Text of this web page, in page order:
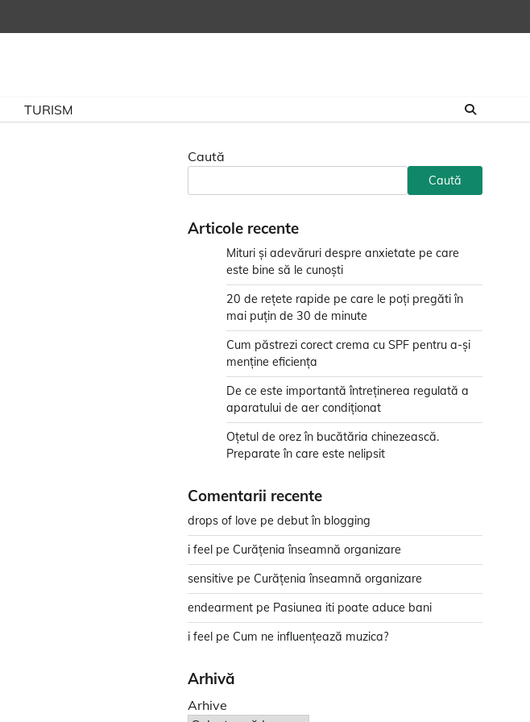
TURISM
Caută
Caută
Articole recente
Mituri și adevăruri despre anxietate pe care
este bine să le cunoști
20 de rețete rapide pe care le poți pregăti în
mai puțin de 30 de minute
Cum păstrezi corect crema cu SPF pentru a-și
menține eficiența
De ce este importantă întreținerea regulată a
aparatului de aer condiționat
Oțetul de orez în bucătăria chinezească.
Preparate în care este nelipsit
Comentarii recente
drops of love pe debut în blogging
i feel pe Curățenia înseamnă organizare
sensitive pe Curățenia înseamnă organizare
endearment pe Pasiunea iti poate aduce bani
i feel pe Cum ne influențează muzica?
Arhivă
Arhive